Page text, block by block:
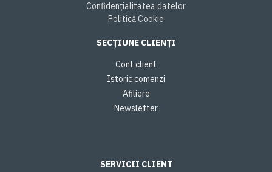
Confidențialitatea datelor
Politică Cookie
SECȚIUNE CLIENȚI
Cont client
Istoric comenzi
Afiliere
Newsletter
SERVICII CLIENT